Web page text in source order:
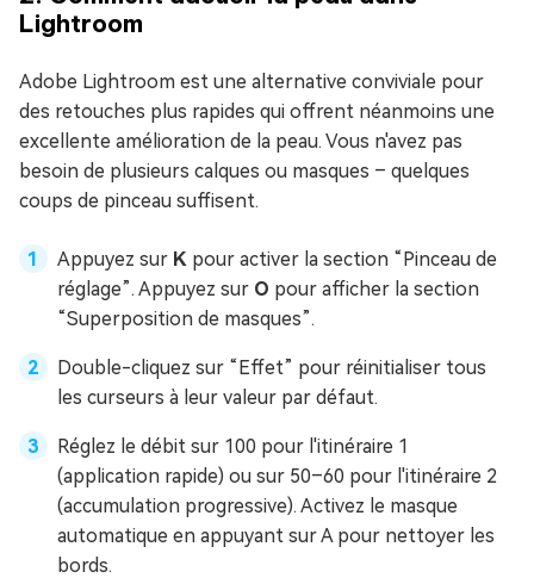
Lightroom
Adobe Lightroom est une alternative conviviale pour
des retouches plus rapides qui offrent néanmoins une
excellente amélioration de la peau. Vous n'avez pas
besoin de plusieurs calques ou masques – quelques
coups de pinceau suffisent.
Appuyez sur K pour activer la section “Pinceau de
réglage”. Appuyez sur O pour afficher la section
“Superposition de masques”.
Double-cliquez sur “Effet” pour réinitialiser tous
les curseurs à leur valeur par défaut.
Réglez le débit sur 100 pour l'itinéraire 1
(application rapide) ou sur 50–60 pour l'itinéraire 2
(accumulation progressive). Activez le masque
automatique en appuyant sur A pour nettoyer les
bords.